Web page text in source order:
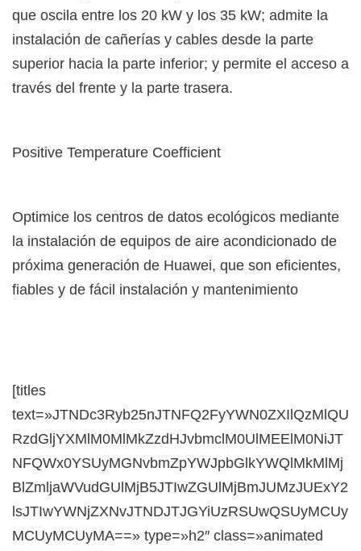
que oscila entre los 20 kW y los 35 kW; admite la
instalación de cañerías y cables desde la parte
superior hacia la parte inferior; y permite el acceso a
través del frente y la parte trasera.
Positive Temperature Coefficient
Optimice los centros de datos ecológicos mediante
la instalación de equipos de aire acondicionado de
próxima generación de Huawei, que son eficientes,
fiables y de fácil instalación y mantenimiento
[titles
text=»JTNDc3Ryb25nJTNFQ2FyYWN0ZXIlQzMlQU
RzdGljYXMlM0MlMkZzdHJvbmclM0UlMEElM0NiJT
NFQWx0YSUyMGNvbmZpYWJpbGlkYWQlMkMlMj
BlZmljaWVudGUlMjB5JTIwZGUlMjBmJUMzJUExY2
lsJTIwYWNjZXNvJTNDJTJGYiUzRSUwQSUyMCUy
MCUyMCUyMA==» type=»h2″ class=»animated